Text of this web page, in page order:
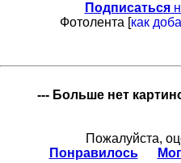
Подписаться
Фотолента [как
--- Больше нет
Пожалуйста,
Понравилось